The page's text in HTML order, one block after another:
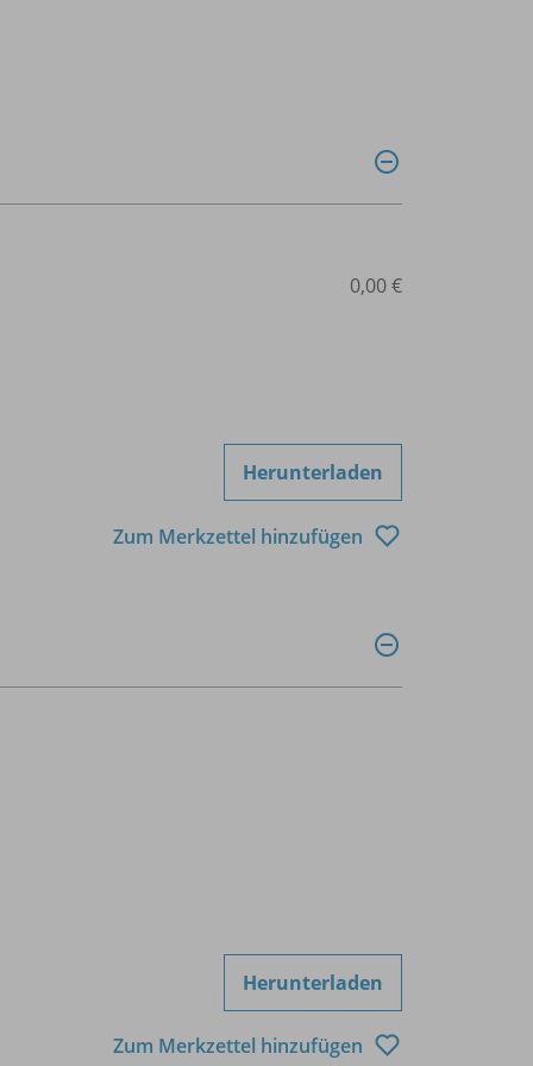
0,00 €
Herunterladen
Zum Merkzettel hinzufügen
Herunterladen
Zum Merkzettel hinzufügen